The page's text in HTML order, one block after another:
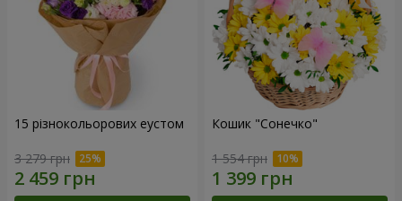
15 різнокольорових еустом
3 279 грн
Кошик "Сонечко"
1 554 грн